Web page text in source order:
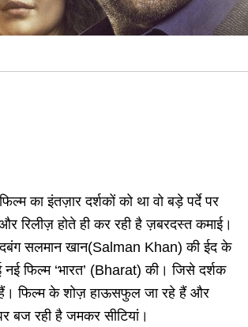
का इंतज़ार दर्शकों को था वो बड़े पर्दे पर
रिलीज़ होते ही कर रही है ज़बरदस्त कमाई।
सलमान खान(Salman Khan) की ईद के
नई फिल्म ‘भारत’ (Bharat) की। जिसे दर्शक
फिल्म के शोज़ हाऊसफुल जा रहे हैं और
बज रही है जमकर सीटियां।